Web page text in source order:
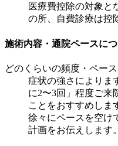
医療費控除の対象と
の所、自費診療は控
施術内容・通院ペースに
どのくらいの頻度・ペー
症状の強さによりま
に2〜3回」程度ご来
ことをおすすめしま
徐々にペースを空け
計画をお伝えします。